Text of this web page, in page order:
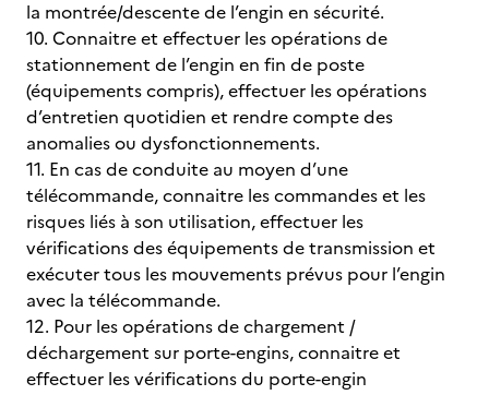
la montrée/descente de l’engin en sécurité.
10. Connaitre et effectuer les opérations de
stationnement de l’engin en fin de poste
(équipements compris), effectuer les opérations
d’entretien quotidien et rendre compte des
anomalies ou dysfonctionnements.
11. En cas de conduite au moyen d’une
télécommande, connaitre les commandes et les
risques liés à son utilisation, effectuer les
vérifications des équipements de transmission et
exécuter tous les mouvements prévus pour l’engin
avec la télécommande.
12. Pour les opérations de chargement /
déchargement sur porte-engins, connaitre et
effectuer les vérifications du porte-engin